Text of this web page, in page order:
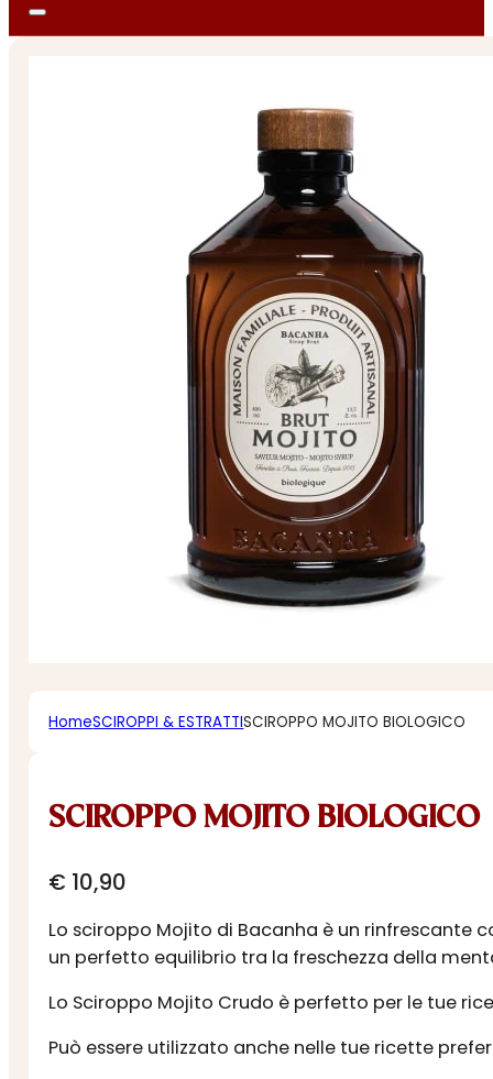
HomeSCIROPPI & ESTRATTISCIROPPO MOJITO BIOLOGICO
SCIROPPO MOJITO BIOLOGICO
€ 10,90
Lo sciroppo Mojito di Bacanha è un
un perfetto equilibrio tra la freschezza della
Lo Sciroppo Mojito Crudo è perfetto per le tue
Può essere utilizzato anche nelle tue ricette